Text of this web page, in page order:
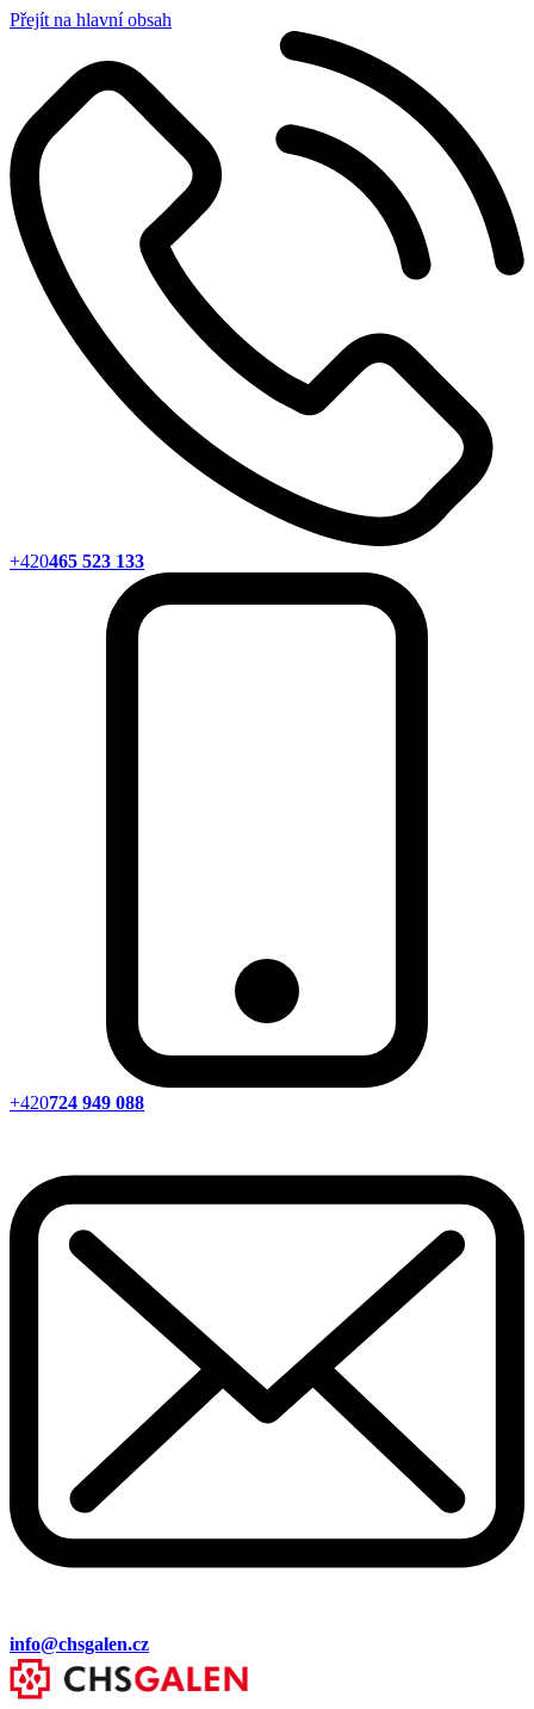
Přejít na hlavní obsah
+420465 523 133
+420724 949 088
info@chsgalen.cz